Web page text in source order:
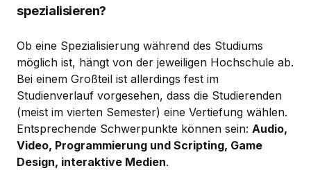
spezialisieren?
Ob eine Spezialisierung während des Studiums
möglich ist, hängt von der jeweiligen Hochschule ab.
Bei einem Großteil ist allerdings fest im
Studienverlauf vorgesehen, dass die Studierenden
(meist im vierten Semester) eine Vertiefung wählen.
Entsprechende Schwerpunkte können sein: Audio,
Video, Programmierung und Scripting, Game
Design, interaktive Medien.